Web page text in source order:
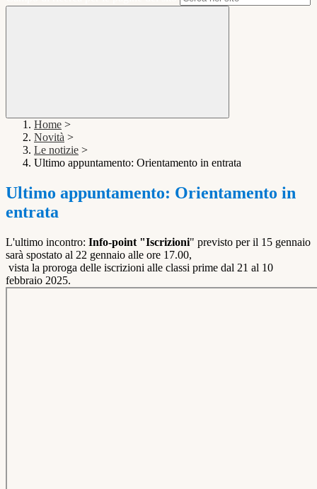
Home >
Novità >
Le notizie >
Ultimo appuntamento: Orientamento in entrata
Ultimo appuntamento: Orientamento in
entrata
L'ultimo incontro: Info-point "Iscrizioni" previsto per il 15 gennaio
sarà spostato al 22 gennaio alle ore 17.00,
vista la proroga delle iscrizioni alle classi prime dal 21 al 10
febbraio 2025.